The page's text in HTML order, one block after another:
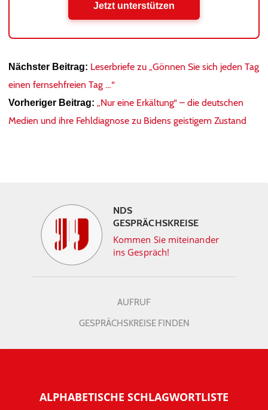
Jetzt unterstützen
Nächster Beitrag: Leserbriefe zu „Gönnen Sie sich jeden Tag
einen fernsehfreien Tag …“
Vorheriger Beitrag: „Nur eine Erkältung“ – die deutschen
Medien und ihre Fehldiagnose zu Bidens geistigem Zustand
NDS
GESPRÄCHSKREISE
Kommen Sie miteinander
ins Gespräch!
AUFRUF
GESPRÄCHSKREISE FINDEN
ALPHABETISCHE SCHLAGWORTLISTE